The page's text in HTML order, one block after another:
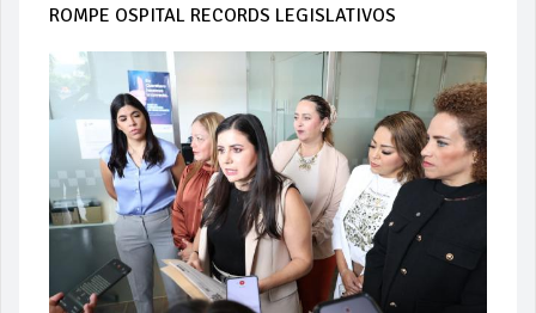
ROMPE OSPITAL RECORDS LEGISLATIVOS